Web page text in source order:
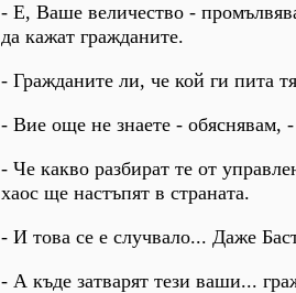
- Е, Ваше величество -
да кажат гражданите.
- Гражданите ли, че кой ги пита
- Вие още не знаете - обяснявам,
- Че какво разбират те от
хаос ще настъпят в страната.
- И това се е случвало... Даже
- А къде затварят тези ваши...